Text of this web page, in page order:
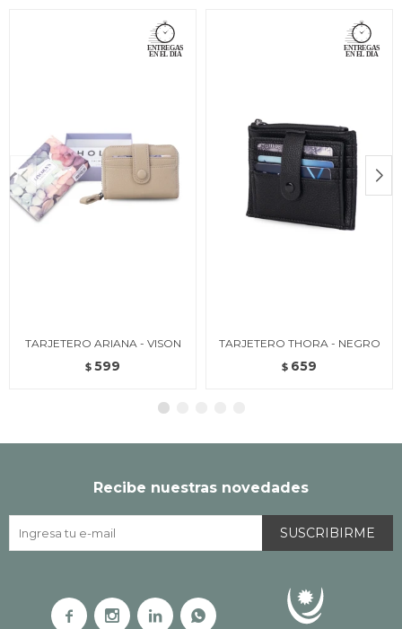
TARJETERO ARIANA - VISON
$ 599
TARJETERO THORA - NEGRO
$ 659
Recibe nuestras novedades
SUSCRIBIRME
   